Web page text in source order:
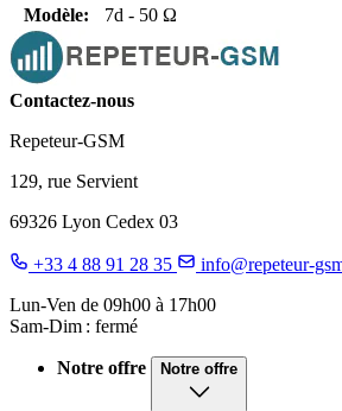
Modèle:
7d - 50 Ω
Contactez-nous
Repeteur-GSM
129, rue Servient
69326 Lyon Cedex 03
+33 4 88 91 28 35
info@repeteur-
Lun-Ven de 09h00 à 17h00
Sam-Dim : fermé
Notre offre Notre offre